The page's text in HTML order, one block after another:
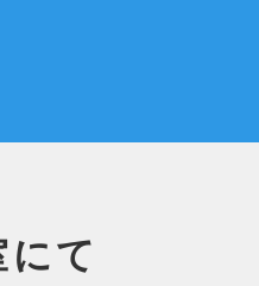
て